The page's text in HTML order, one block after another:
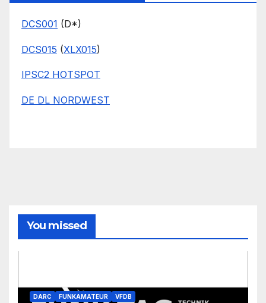
DCS001 (D*)
DCS015 (XLX015)
IPSC2 HOTSPOT
DE DL NORDWEST
You missed
DARC FUNKAMATEUR VFDB